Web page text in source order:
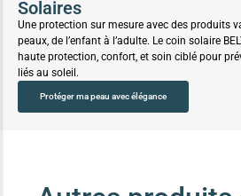
Solaires
Une protection sur mesure avec des produits
peaux, de l’enfant à l’adulte. Le coin solaire
haute protection, confort, et soin ciblé pour
liés au soleil.
Protéger ma peau avec élégance